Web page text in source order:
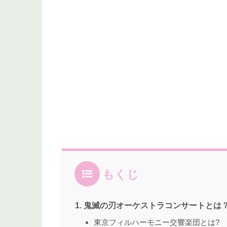
もくじ
鬼滅の刃オーケストラコンサートとは
東京フィルハーモニー交響楽団とは?